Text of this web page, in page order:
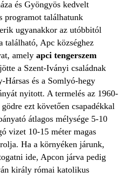
és Gyöngyös kedvelt
programot találhatunk
ugyanakkor az utóbbitól
található, Apc községhez
amely apci tengerszem
a Szent-Iványi családnak
Hársas és a Somlyó-hegy
nyitott. A termelés az 1960-
ezt követően csapadékkal
átlagos mélysége 5-10
vizet 10-15 méter magas
Ha a környéken járunk,
ide, Apcon járva pedig
király római katolikus